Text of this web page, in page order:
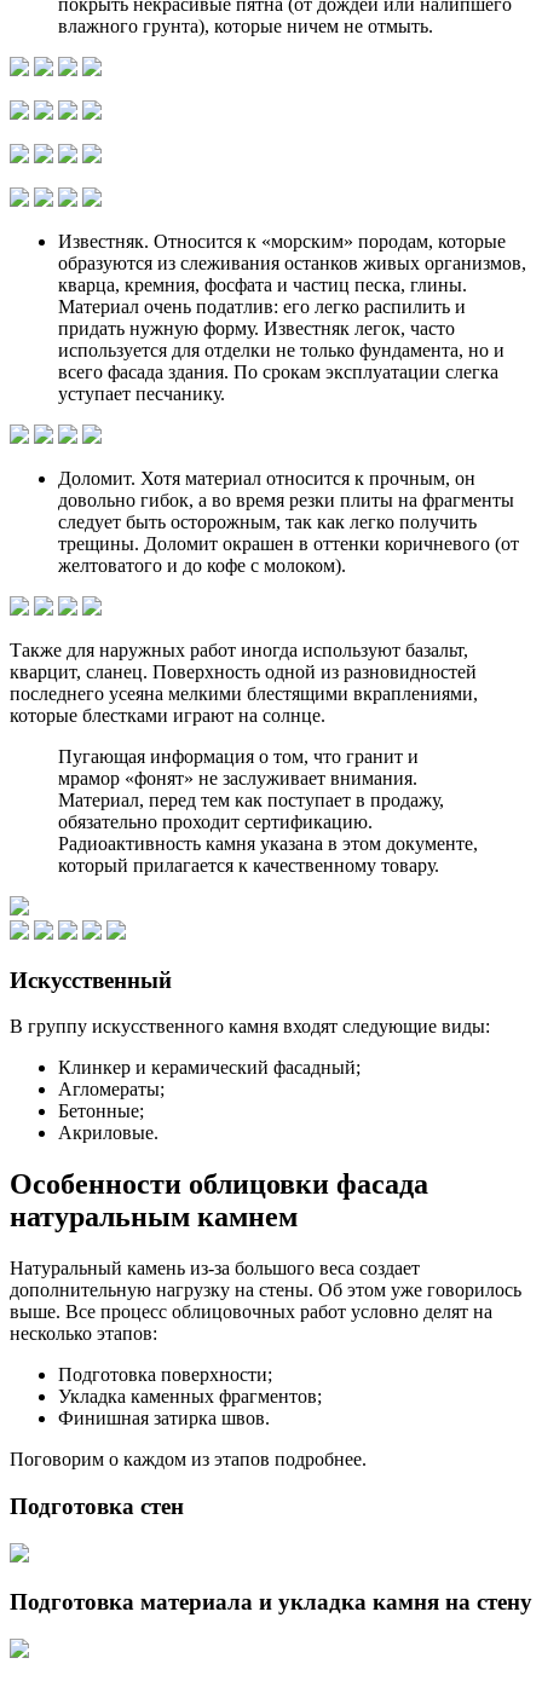
покрыть некрасивые пятна (от дождей или налипшего
влажного грунта), которые ничем не отмыть.
Известняк. Относится к «морским» породам, которые
образуются из слеживания останков живых организмов,
кварца, кремния, фосфата и частиц песка, глины.
Материал очень податлив: его легко распилить и
придать нужную форму. Известняк легок, часто
используется для отделки не только фундамента, но и
всего фасада здания. По срокам эксплуатации слегка
уступает песчанику.
Доломит. Хотя материал относится к прочным, он
довольно гибок, а во время резки плиты на фрагменты
следует быть осторожным, так как легко получить
трещины. Доломит окрашен в оттенки коричневого (от
желтоватого и до кофе с молоком).
Также для наружных работ иногда используют базальт,
кварцит, сланец. Поверхность одной из разновидностей
последнего усеяна мелкими блестящими вкраплениями,
которые блестками играют на солнце.
Пугающая информация о том, что гранит и
мрамор «фонят» не заслуживает внимания.
Материал, перед тем как поступает в продажу,
обязательно проходит сертификацию.
Радиоактивность камня указана в этом документе,
который прилагается к качественному товару.
Искусственный
В группу искусственного камня входят следующие виды:
Клинкер и керамический фасадный;
Агломераты;
Бетонные;
Акриловые.
Особенности облицовки фасада
натуральным камнем
Натуральный камень из-за большого веса создает
дополнительную нагрузку на стены. Об этом уже говорилось
выше. Все процесс облицовочных работ условно делят на
несколько этапов:
Подготовка поверхности;
Укладка каменных фрагментов;
Финишная затирка швов.
Поговорим о каждом из этапов подробнее.
Подготовка стен
Подготовка материала и укладка камня на стену